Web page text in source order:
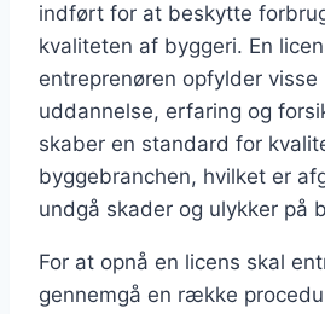
indført for at beskytte
kvaliteten af byggeri. En
entreprenøren opfylder visse
uddannelse, erfaring og
skaber en standard for
byggebranchen, hvilket er
undgå skader og ulykker på
For at opnå en licens skal
gennemgå en række